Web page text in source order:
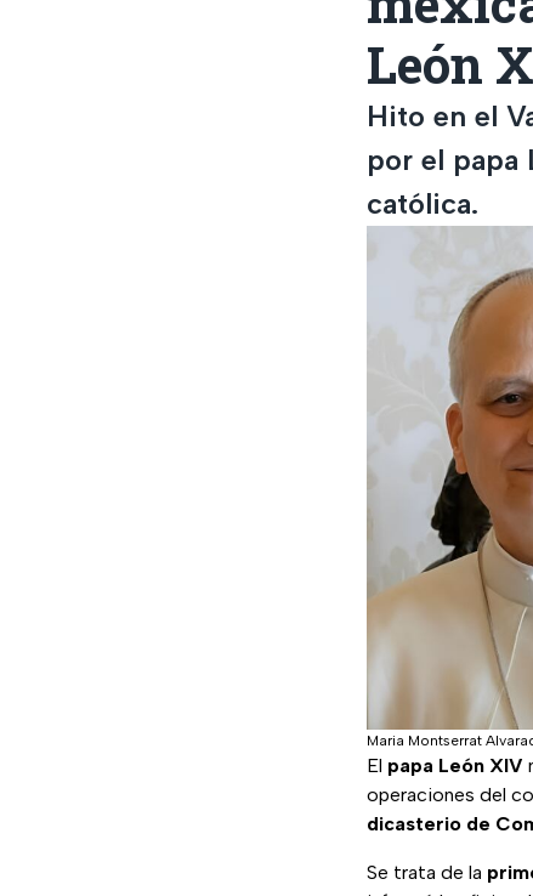
León
Hito en el
por el papa
católica.
Maria Montserrat
El papa León XIV
operaciones del
dicasterio de
Se trata de la